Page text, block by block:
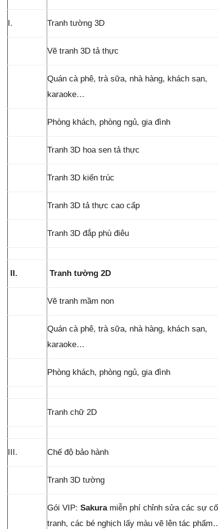
I. Tranh tường 3D
Vẽ tranh 3D tả thực
Quán cà phê, trà sữa, nhà hàng, khách sạn,
karaoke…
Phòng khách, phòng ngủ, gia đình
Tranh 3D hoa sen tả thực
Tranh 3D kiến trúc
Tranh 3D tả thực cao cấp
Tranh 3D đắp phù điêu
II. Tranh tường 2D
Vẽ tranh mầm non
Quán cà phê, trà sữa, nhà hàng, khách sạn,
karaoke…
Phòng khách, phòng ngủ, gia đình
Tranh chữ 2D
III. Chế độ bảo hành
Tranh 3D tường
Gói VIP: Sakuramiễn phí chỉnh sửa các sự
tranh, các bé nghịch lấy màu vẽ lên tác